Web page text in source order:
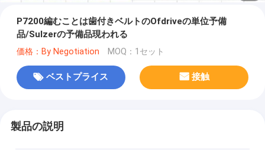
P7200編むことは歯付きベルトのOfdriveの単位予備
品/Sulzerの予備品現われる
価格：By Negotiation MOQ：1セット
ベストプライス 接触
製品の説明